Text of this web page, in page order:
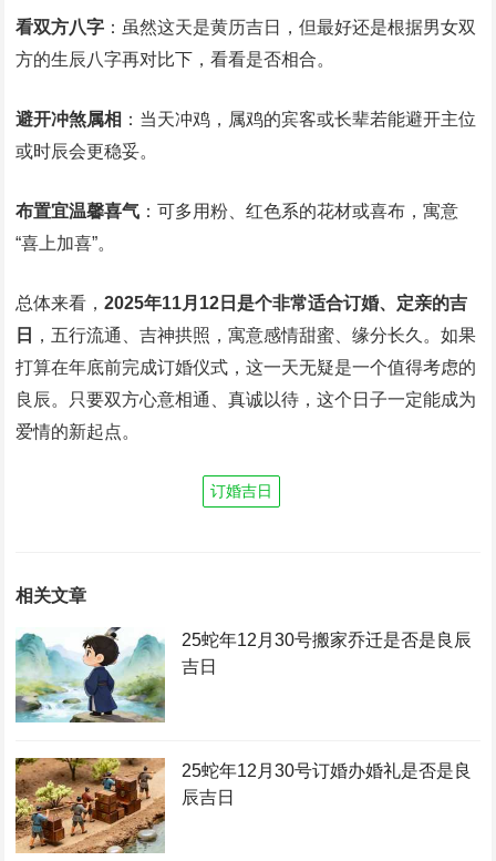
看双方八字 ：虽然这天是黄历吉日，但最好还是根据男女双
方的生辰八字再对比下，看看是否相合。
避开冲煞属相 ：当天冲鸡，属鸡的宾客或长辈若能避开主位
或时辰会更稳妥。
布置宜温馨喜气 ：可多用粉、红色系的花材或喜布，寓意
“喜上加喜”。
总体来看，2025年11月12日是个非常适合订婚、定亲的吉
日
，五行流通、吉神拱照，寓意感情甜蜜、缘分长久。如果
打算在年底前完成订婚仪式，这一天无疑是一个值得考虑的
良辰。只要双方心意相通、真诚以待，这个日子一定能成为
爱情的新起点。
订婚吉日
相关文章
25蛇年12月30号搬家乔迁是否是良辰
吉日
25蛇年12月30号订婚办婚礼是否是良
辰吉日